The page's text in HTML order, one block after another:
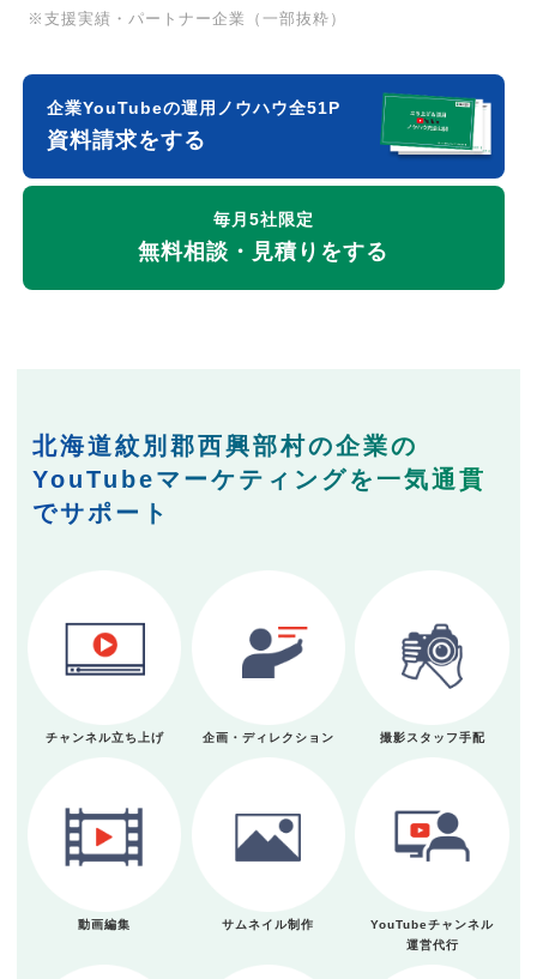
※支援実績・パートナー企業（一部抜粋）
企業YouTubeの運用ノウハウ全51P
資料請求をする
毎月5社限定
無料相談・見積りをする
北海道紋別郡西興部村の企業の
YouTubeマーケティングを一気通貫
でサポート
チャンネル立ち上げ 企画・ディレクション 撮影スタッフ手配
動画編集 サムネイル制作
YouTubeチャンネル
運営代行